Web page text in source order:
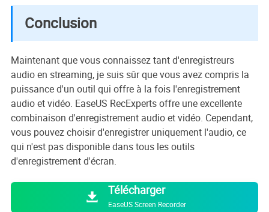
Conclusion
Maintenant que vous connaissez tant d'enregistreurs
audio en streaming, je suis sûr que vous avez compris la
puissance d'un outil qui offre à la fois l'enregistrement
audio et vidéo. EaseUS RecExperts offre une excellente
combinaison d'enregistrement audio et vidéo. Cependant,
vous pouvez choisir d'enregistrer uniquement l'audio, ce
qui n'est pas disponible dans tous les outils
d'enregistrement d'écran.

 Télécharger
EaseUS Screen Recorder